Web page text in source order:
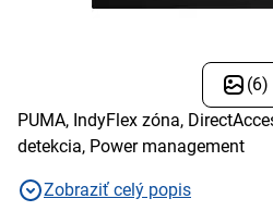
(6)
PUMA, IndyFlex zóna,
detekcia, Power management
Zobraziť celý popis